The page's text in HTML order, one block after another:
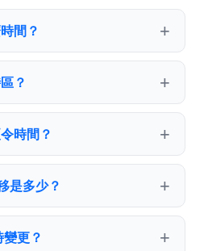
間？
？
時間？
是多少？
更？